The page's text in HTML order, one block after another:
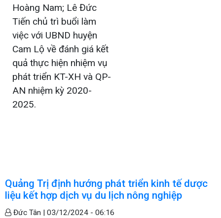
Hoàng Nam; Lê Đức
Tiến chủ trì buổi làm
việc với UBND huyện
Cam Lộ về đánh giá kết
quả thực hiện nhiệm vụ
phát triển KT-XH và QP-
AN nhiệm kỳ 2020-
2025.
Quảng Trị định hướng phát triển kinh tế dược
liệu kết hợp dịch vụ du lịch nông nghiệp
Đức Tân | 03/12/2024 - 06:16